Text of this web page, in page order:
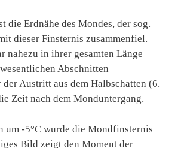
die Erdnähe des Mondes, der sog.
dieser Finsternis zusammenfiel.
nahezu in ihrer gesamten Länge
Abschnitten
der Austritt aus dem Halbschatten (6.
Zeit nach dem Monduntergang.
um -5°C wurde die Mondfinsternis
Bild zeigt den Moment der